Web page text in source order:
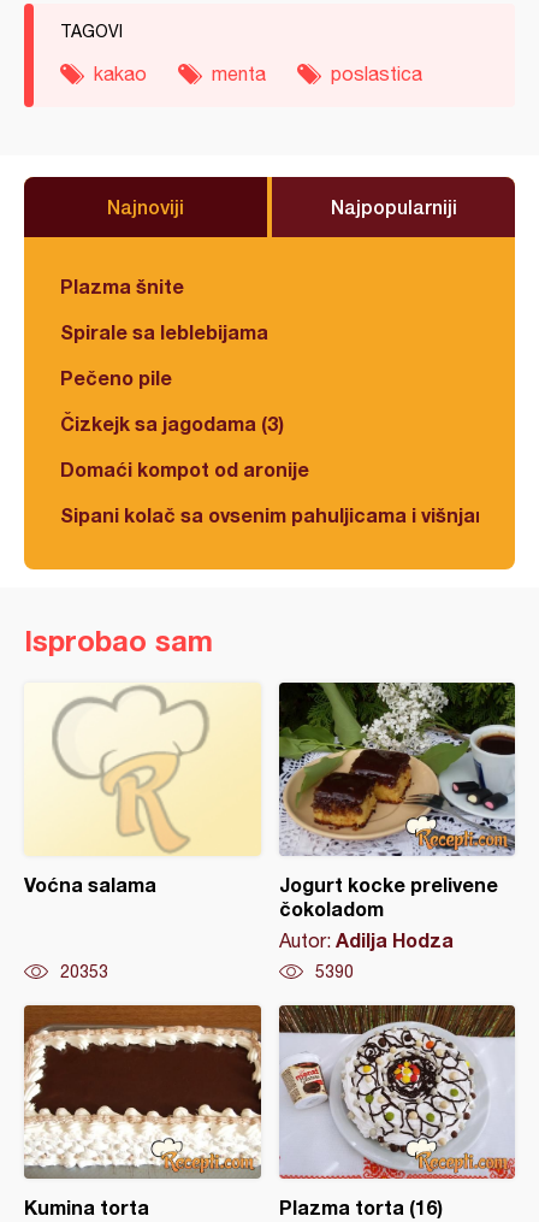
TAGOVI
kakao menta poslastica
Najnoviji Najpopularniji
Plazma šnite
Spirale sa leblebijama
Pečeno pile
Čizkejk sa jagodama (3)
Domaći kompot od aronije
Sipani kolač sa ovsenim pahuljicama i višnjama
Isprobao sam
Voćna salama
20353
Jogurt kocke prelivene
čokoladom
Autor: Adilja Hodza
5390
Kumina torta Plazma torta (16)